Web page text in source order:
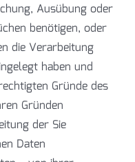
Ausübung oder
benötigen, oder
die Verarbeitung
haben und
Gründe des
Gründen
der Sie
Daten